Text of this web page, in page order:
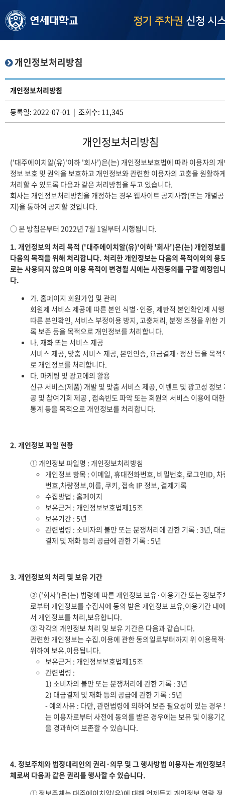
정기 주차권 신청 시
개인정보처리방침
개인정보처리방침
등록일: 2022-07-01 | 조회수: 11,345
개인정보처리방침
('대주에이치알(유)'이하 '회사')은(는) 개인정보보호법에 따라 이용자의
정보 보호 및 권익을 보호하고 개인정보와 관련한 이용자의 고충을 원활하
처리할 수 있도록 다음과 같은 처리방침을 두고 있습니다.
회사는 개인정보처리방침을 개정하는 경우 웹사이트 공지사항(또는 개별공
지)을 통하여 공지할 것입니다.
○ 본 방침은부터 2022년 7월 1일부터 시행됩니다.
1. 개인정보의 처리 목적 ('대주에이치알(유)'이하 '회사')은(는) 개인정보
다음의 목적을 위해 처리합니다. 처리한 개인정보는 다음의 목적이외의 용
로는 사용되지 않으며 이용 목적이 변경될 시에는 사전동의를 구할 예정입
다.
가. 홈페이지 회원가입 및 관리
회원제 서비스 제공에 따른 본인 식별·인증, 제한적 본인확인제 시
따른 본인확인, 서비스 부정이용 방지, 고충처리, 분쟁 조정을 위한
록 보존 등을 목적으로 개인정보를 처리합니다.
나. 재화 또는 서비스 제공
서비스 제공, 맞춤 서비스 제공, 본인인증, 요금결제·정산 등을 목적
로 개인정보를 처리합니다.
다. 마케팅 및 광고에의 활용
신규 서비스(제품) 개발 및 맞춤 서비스 제공, 이벤트 및 광고성 정보
공 및 참여기회 제공 , 접속빈도 파악 또는 회원의 서비스 이용에 대한
통계 등을 목적으로 개인정보를 처리합니다.
2. 개인정보 파일 현황
① 개인정보 파일명 : 개인정보처리방침
개인정보 항목 : 이메일, 휴대전화번호, 비밀번호, 로그인ID, 차
번호,차량정보,이름, 쿠키, 접속 IP 정보, 결제기록
수집방법 : 홈페이지
보유근거 : 개인정보보호법제15조
보유기간 : 5년
관련법령 : 소비자의 불만 또는 분쟁처리에 관한 기록 : 3년, 대
결제 및 재화 등의 공급에 관한 기록 : 5년
3. 개인정보의 처리 및 보유 기간
② ('회사')은(는) 법령에 따른 개인정보 보유·이용기간 또는 정보주
로부터 개인정보를 수집시에 동의 받은 개인정보 보유,이용기간 내에
서 개인정보를 처리,보유합니다.
③ 각각의 개인정보 처리 및 보유 기간은 다음과 같습니다.
관련한 개인정보는 수집.이용에 관한 동의일로부터까지 위 이용목
위하여 보유.이용됩니다.
보유근거 : 개인정보보호법제15조
관련법령 :
1) 소비자의 불만 또는 분쟁처리에 관한 기록 : 3년
2) 대금결제 및 재화 등의 공급에 관한 기록 : 5년
- 예외사유 : 다만, 관련법령에 의하여 보존 필요성이 있는 경우
는 이용자로부터 사전에 동의를 받은 경우에는 보유 및 이용기
을 경과하여 보존할 수 있습니다.
4. 정보주체와 법정대리인의 권리·의무 및 그 행사방법 이용자는 개인정보
체로써 다음과 같은 권리를 행사할 수 있습니다.
① 정보주체는 대주에이치알(유)에 대해 언제든지 개인정보 열람,정